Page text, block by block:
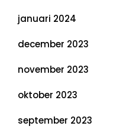
januari 2024
december 2023
november 2023
oktober 2023
september 2023